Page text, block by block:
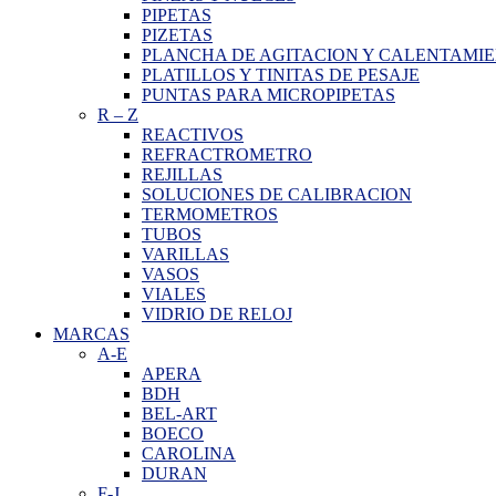
PIPETAS
PIZETAS
PLANCHA DE AGITACION Y
PLATILLOS Y TINITAS DE PESAJE
PUNTAS PARA MICROPIPETAS
R – Z
REACTIVOS
REFRACTROMETRO
REJILLAS
SOLUCIONES DE CALIBRACION
TERMOMETROS
TUBOS
VARILLAS
VASOS
VIALES
VIDRIO DE RELOJ
MARCAS
A-E
APERA
BDH
BEL-ART
BOECO
CAROLINA
DURAN